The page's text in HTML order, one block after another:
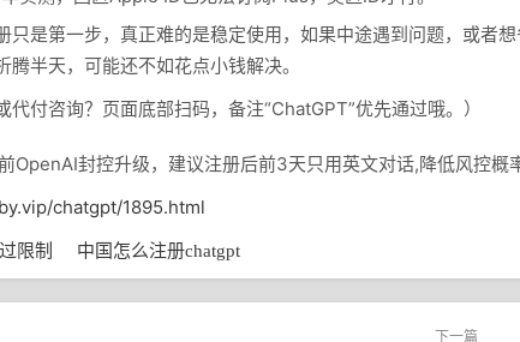
只是第一步，真正难的是稳定使用，如果中途遇到问题，或者
腾半天，可能还不如花点小钱解决。
代付咨询？页面底部扫码，备注“ChatGPT”优先通过哦。）
OpenAI封控升级，建议注册后前3天只用英文对话,降低风控概
chatgpt/1895.html
限制 中国怎么注册chatgpt